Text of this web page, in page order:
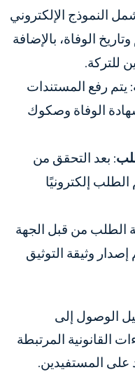
النموذج الإلكتروني
الوفاة، بالإضافة
للتركة.
: يتم رفع المستندات
الوفاة وصكوك
: بعد التحقق من
إلكترونيًا
الطلب من قبل الجهة
إصدار وثيقة التوثيق
الوصول إلى
القانونية المرتبطة
على المستفيدين.